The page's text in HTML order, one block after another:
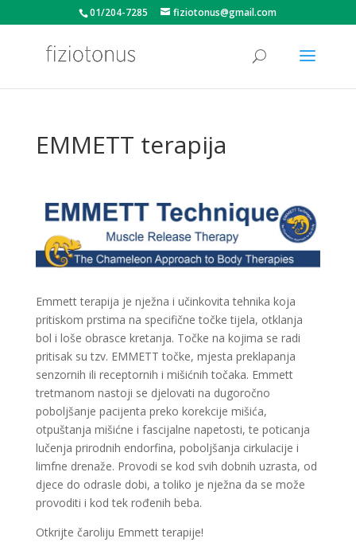
01/204-7285 fiziotonus@gmail.com
EMMETT terapija
Emmett terapija je nježna i učinkovita tehnika koja
pritiskom prstima na specifične točke tijela, otklanja
bol i loše obrasce kretanja. Točke na kojima se radi
pritisak su tzv. EMMETT točke, mjesta preklapanja
senzornih ili receptornih i mišićnih točaka. Emmett
tretmanom nastoji se djelovati na dugoročno
poboljšanje pacijenta preko korekcije mišića,
otpuštanja mišićne i fascijalne napetosti, te poticanja
lučenja prirodnih endorfina, poboljšanja cirkulacije i
limfne drenaže. Provodi se kod svih dobnih uzrasta, od
djece do odrasle dobi, a toliko je nježna da se može
provoditi i kod tek rođenih beba.
Otkrijte čaroliju Emmett terapije!